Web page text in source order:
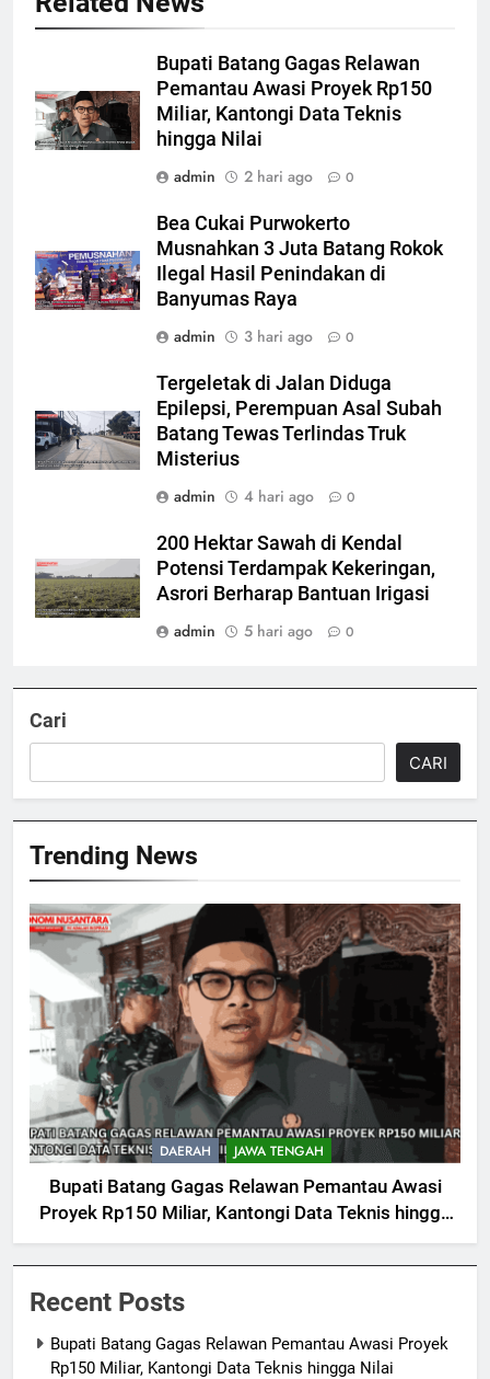
Bupati Batang Gagas Relawan
Pemantau Awasi Proyek Rp150
Miliar, Kantongi Data Teknis
hingga Nilai
admin
2 hari ago 0
Bea Cukai Purwokerto
Musnahkan 3 Juta Batang Rokok
Ilegal Hasil Penindakan di
Banyumas Raya
admin
3 hari ago 0
Tergeletak di Jalan Diduga
Epilepsi, Perempuan Asal Subah
Batang Tewas Terlindas Truk
Misterius
admin
4 hari ago 0
200 Hektar Sawah di Kendal
Potensi Terdampak Kekeringan,
Asrori Berharap Bantuan Irigasi
admin
5 hari ago 0
Cari
CARI
Trending News
DAERAH JAWA TENGAH
Bupati Batang Gagas Relawan Pemantau Awasi
Proyek Rp150 Miliar, Kantongi Data Teknis hingga
Nilai
Recent Posts
Bupati Batang Gagas Relawan Pemantau Awasi Proyek
Rp150 Miliar, Kantongi Data Teknis hingga Nilai